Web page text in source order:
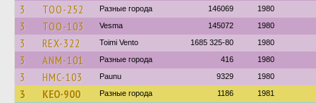
3 TOO-252 Разные города 146069 1980
3 TOO-103 Vesma 145072 1980
3 REX-322 Toimi Vento 1685 325-80 1980
3 ANM-101 Разные города 416 1980
3 HMC-103 Paunu 9329 1980
3 KEO-900 Разные города 1186 1981